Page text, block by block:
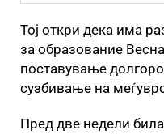
Тој откри дека има
за образование
поставување
сузбивање на
Пред две недели